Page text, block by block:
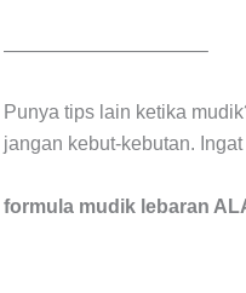
——————————–
Punya tips lain ketika
jangan kebut-kebutan.
formula mudik lebaran